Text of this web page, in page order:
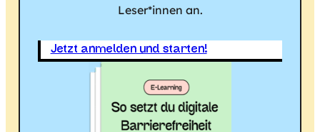
Leser*innen an.
Jetzt anmelden und starten!